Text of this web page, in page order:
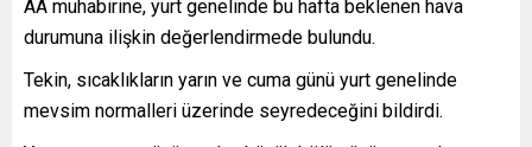
AA muhabirine, yurt genelinde bu hafta beklenen hava
durumuna ilişkin değerlendirmede bulundu.
Tekin, sıcaklıkların yarın ve cuma günü yurt genelinde
mevsim normalleri üzerinde seyredeceğini bildirdi.